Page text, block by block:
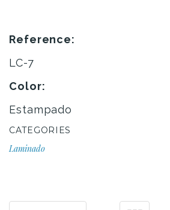
Reference:
LC-7
Color:
Estampado
CATEGORIES
Laminado